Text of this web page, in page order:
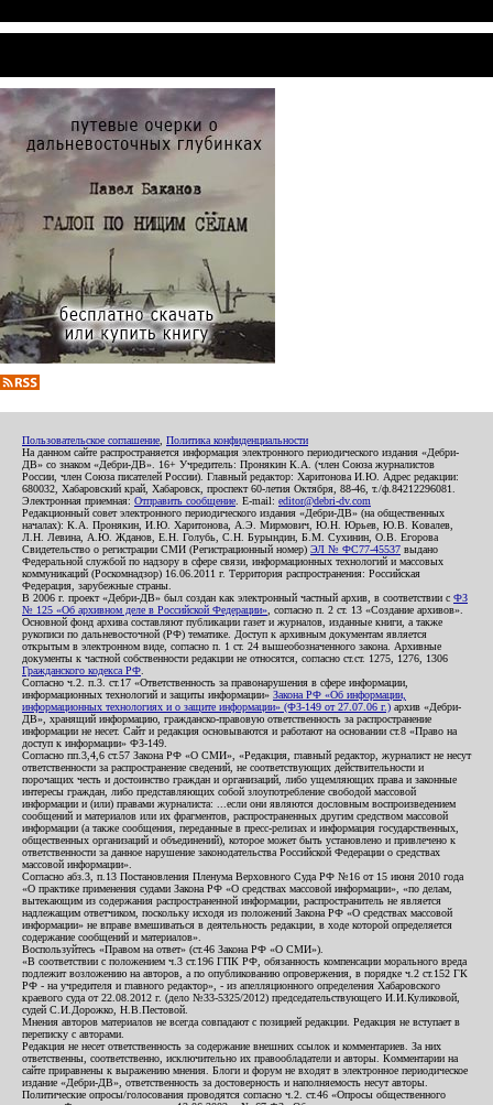
Пользовательское соглашение Политика конфиденциальности
На данном сайте распространяется информация электронного периодического издания «Дебри-
ДВ» со знаком «Дебри-ДВ». 16+ Учредитель: Пронякин К.А. (член Союза журналистов
России, член Союза писателей России). Главный редактор: Харитонова И.Ю. Адрес редакции:
680032, Хабаровский край, Хабаровск, проспект 60-летия Октября, 88-46, т./ф.84212296081.
Электронная приемная: Отправить сообщение . E-mail: editor@debri-dv.com
Редакционный совет электронного периодического издания «Дебри-ДВ» (на общественных
началах): К.А. Пронякин, И.Ю. Харитонова, А.Э. Мирмович, Ю.Н. Юрьев, Ю.В. Ковалев,
Л.Н. Левина, А.Ю. Жданов, Е.Н. Голубь, С.Н. Бурындин, Б.М. Сухинин, О.В. Егорова
Свидетельство о регистрации СМИ (Регистрационный номер) ЭЛ № ФС77-45537 выдано
Федеральной службой по надзору в сфере связи, информационных технологий и массовых
коммуникаций (Роскомнадзор) 16.06.2011 г. Территория распространения: Российская
Федерация, зарубежные страны.
В 2006 г. проект «Дебри-ДВ» был создан как электронный частный архив, в соответствии с ФЗ
№ 125 «Об архивном деле в Российской Федерации» , согласно п. 2 ст. 13 «Создание архивов».
Основной фонд архива составляют публикации газет и журналов, изданные книги, а также
рукописи по дальневосточной (РФ) тематике. Доступ к архивным документам является
открытым в электронном виде, согласно п. 1 ст. 24 вышеобозначенного закона. Архивные
документы к частной собственности редакции не относятся, согласно ст.ст. 1275, 1276, 1306
Гражданского кодекса РФ
Согласно ч.2. п.3. ст.17 «Ответственность за правонарушения в сфере информации,
информационных технологий и защиты информации» Закона РФ «Об информации,
информационных технологиях и о защите информации» (ФЗ-149 от 27.07.06 г.) архив «Дебри-
ДВ», хранящий информацию, гражданско-правовую ответственность за распространение
информации не несет. Сайт и редакция основываются и работают на основании ст.8 «Право на
доступ к информации» ФЗ-149.
Согласно пп.3,4,6 ст.57 Закона РФ «О СМИ», «Редакция, главный редактор, журналист не несут
ответственности за распространение сведений, не соответствующих действительности и
порочащих честь и достоинство граждан и организаций, либо ущемляющих права и законные
интересы граждан, либо представляющих собой злоупотребление свободой массовой
информации и (или) правами журналиста: ...если они являются дословным воспроизведением
сообщений и материалов или их фрагментов, распространенных другим средством массовой
информации (а также сообщения, переданные в пресс-релизах и информация государственных,
общественных организаций и объединений), которое может быть установлено и привлечено к
ответственности за данное нарушение законодательства Российской Федерации о средствах
массовой информации».
Согласно абз.3, п.13 Постановления Пленума Верховного Суда РФ №16 от 15 июня 2010 года
«О практике применения судами Закона РФ «О средствах массовой информации», «по делам,
вытекающим из содержания распространенной информации, распространитель не является
надлежащим ответчиком, поскольку исходя из положений Закона РФ «О средствах массовой
информации» не вправе вмешиваться в деятельность редакции, в ходе которой определяется
содержание сообщений и материалов».
Воспользуйтесь «Правом на ответ» (ст.46 Закона РФ «О СМИ»).
«В соответствии с положением ч.3 ст.196 ГПК РФ, обязанность компенсации морального вреда
подлежит возложению на авторов, а по опубликованию опровержения, в порядке ч.2 ст.152 ГК
РФ - на учредителя и главного редактор», - из апелляционного определения Хабаровского
краевого суда от 22.08.2012 г. (дело №33-5325/2012) председательствующего И.И.Куликовой,
судей С.И.Дорожко, Н.В.Пестовой.
Мнения авторов материалов не всегда совпадают с позицией редакции. Редакция не вступает в
переписку с авторами.
Редакция не несет ответственность за содержание внешних ссылок и комментариев. За них
ответственны, соответственно, исключительно их правообладатели и авторы. Комментарии на
сайте приравнены к выражению мнения. Блоги и форум не входят в электронное периодическое
издание «Дебри-ДВ», ответственность за достоверность и наполняемость несут авторы.
Политические опросы/голосования проводятся согласно ч.2. ст.46 «Опросы общественного